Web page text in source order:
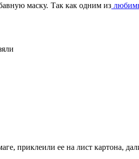
маску. Так как одним из
приклеили ее на лист картона,